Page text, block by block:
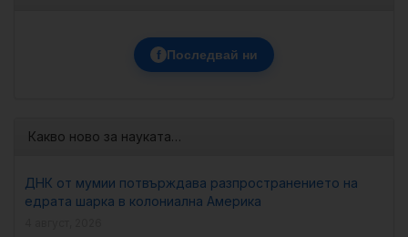
f Последвай ни
Какво ново за науката…
ДНК от мумии потвърждава разпространението на
едрата шарка в колониална Америка